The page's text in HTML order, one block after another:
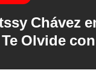
Chávez
Te Olvide